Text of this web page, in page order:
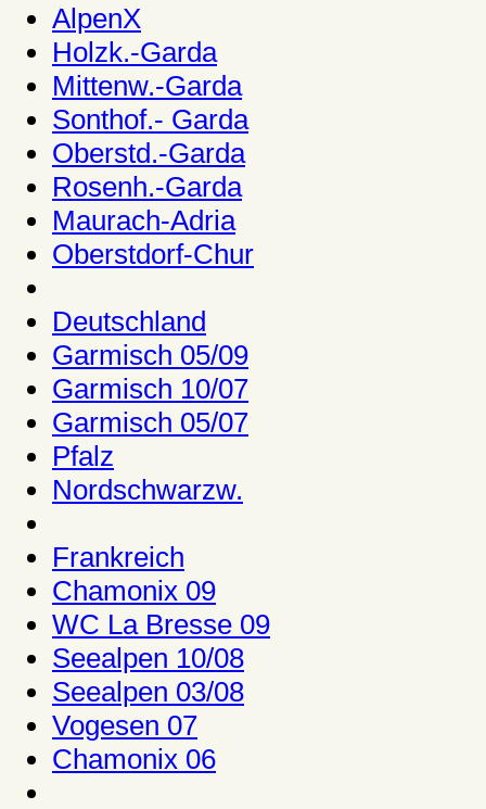
AlpenX
Holzk.-Garda
Mittenw.-Garda
Sonthof.- Garda
Oberstd.-Garda
Rosenh.-Garda
Maurach-Adria
Oberstdorf-Chur
Deutschland
Garmisch 05/09
Garmisch 10/07
Garmisch 05/07
Pfalz
Nordschwarzw.
Frankreich
Chamonix 09
WC La Bresse 09
Seealpen 10/08
Seealpen 03/08
Vogesen 07
Chamonix 06